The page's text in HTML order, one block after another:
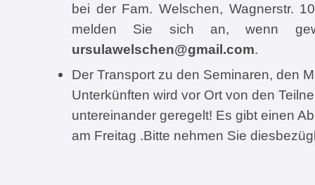
bei der Fam. Welschen, Wagnerstr.
melden Sie sich an, wenn
ursulawelschen@gmail.com.
Der Transport zu den Seminaren, den
Unterkünften wird vor Ort von den
untereinander geregelt! Es gibt einen
am Freitag .Bitte nehmen Sie